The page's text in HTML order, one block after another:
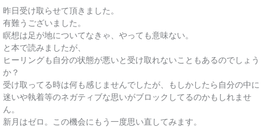
昨日受け取らせて頂きました。
有難うございました。
瞑想は足が地についてなきゃ、やっても意味ない。
と本で読みましたが、
ヒーリングも自分の状態が悪いと受け取れないこともあるのでしょう
か？
受け取ってる時は何も感じませんでしたが、もしかしたら自分の中に
迷いや執着等のネガティブな思いがブロックしてるのかもしれませ
ん。
新月はゼロ。この機会にもう一度思い直してみます。